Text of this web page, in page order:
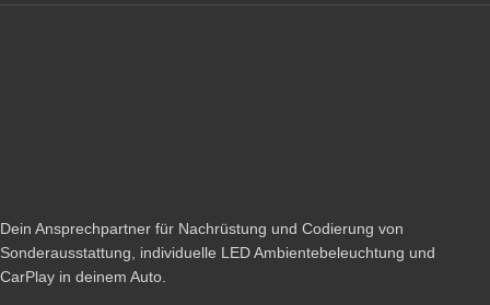
Dein Ansprechpartner für Nachrüstung und Codierung von
Sonderausstattung, individuelle LED Ambientebeleuchtung und
CarPlay in deinem Auto.